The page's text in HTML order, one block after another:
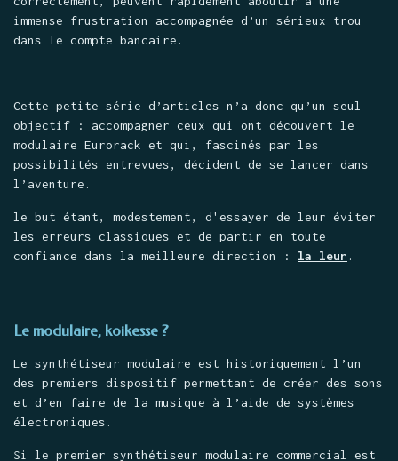
immense frustration accompagnée d’un sérieux trou
dans le compte bancaire.
Cette petite série d’articles n’a donc qu’un seul
objectif : accompagner ceux qui ont découvert le
modulaire Eurorack et qui, fascinés par les
possibilités entrevues, décident de se lancer dans
l’aventure.
le but étant, modestement, d'essayer de leur éviter
les erreurs classiques et de partir en toute
confiance dans la meilleure direction : la leur .
Le modulaire, koikesse ?
Le synthétiseur modulaire est historiquement l’un
des premiers dispositif permettant de créer des sons
et d’en faire de la musique à l’aide de systèmes
électroniques.
Si le premier synthétiseur modulaire commercial est